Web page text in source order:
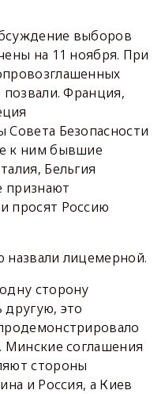
выборов
на 11 ноября. При
позвали. Франция,
Безопасности
к ним бывшие
Бельгия
признают
просят Россию
лицемерной.
сторону
другую, это
Минские соглашения
стороны
и Россия, а Киев